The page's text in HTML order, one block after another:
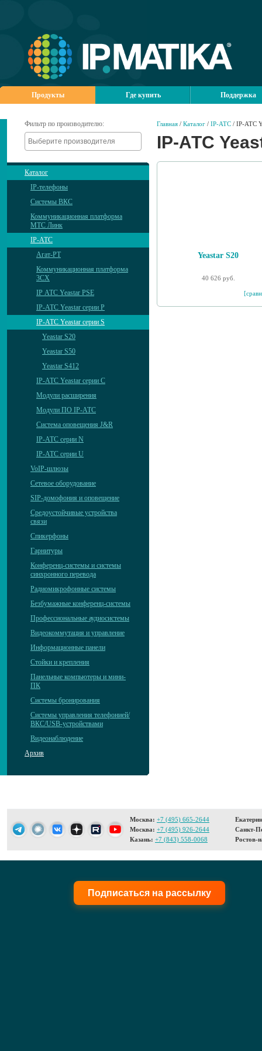
Продукты Где купить Поддержка
Фильтр по производителю:
Каталог
IP-телефоны
Системы ВКС
Коммуникационная платформа
МТС Линк
IP-АТС
Агат-РТ
Коммуникационная платформа
3CX
IP АТС Yeastar PSE
IP-АТС Yeastar серии P
IP-АТС Yeastar серии S
Yeastar S20
Yeastar S50
Yeastar S412
IP-АТС Yeastar серии C
Модули расширения
Модули ПО IP-АТС
Система оповещения J&R
IP-АТС серии N
IP-АТС серии U
VoIP-шлюзы
Сетевое оборудование
SIP-домофония и оповещение
Средоустойчивые устройства
связи
Спикерфоны
Гарнитуры
Конференц-системы и системы
синхронного перевода
Радиомикрофонные системы
Безбумажные конференц-системы
Профессиональные аудиосистемы
Видеокоммутация и управление
Информационные панели
Стойки и крепления
Панельные компьютеры и мини-
ПК
Системы бронирования
Системы управления телефонией/
ВКС/USB-устройствами
Видеонаблюдение
Архив
Главная / Каталог / IP-АТС / IP-АТС
IP-АТС
Yeastar S20
40 626 руб.
Москва: +7 (495) 665-2644
Москва: +7 (495) 926-2644
Казань: +7 (843) 558-0068
Санкт-
Ростов-
Подписаться на рассылку